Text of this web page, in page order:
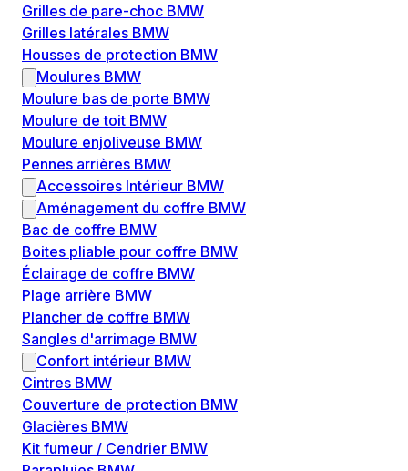
Grilles de pare-choc BMW
Grilles latérales BMW
Housses de protection BMW
Moulures BMW
Moulure bas de porte BMW
Moulure de toit BMW
Moulure enjoliveuse BMW
Pennes arrières BMW
Accessoires Intérieur BMW
Aménagement du coffre BMW
Bac de coffre BMW
Boites pliable pour coffre BMW
Éclairage de coffre BMW
Plage arrière BMW
Plancher de coffre BMW
Sangles d'arrimage BMW
Confort intérieur BMW
Cintres BMW
Couverture de protection BMW
Glacières BMW
Kit fumeur / Cendrier BMW